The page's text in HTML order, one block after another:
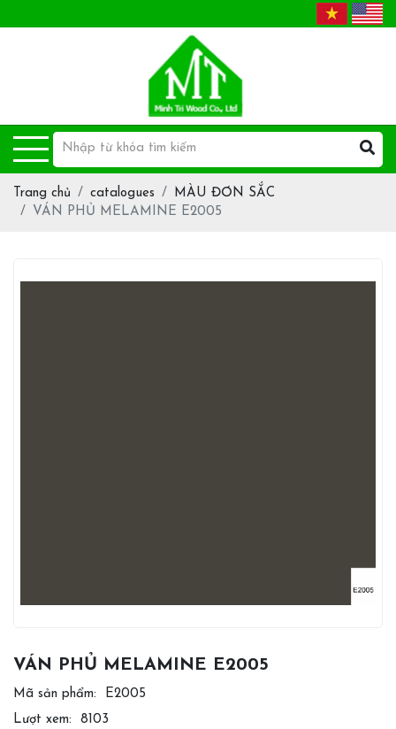
Trang chủ catalogues
MÀU ĐƠN SẮC
VÁN PHỦ MELAMINE E2005
VÁN PHỦ MELAMINE E2005
Mã sản phẩm:
E2005
Lượt xem:
8103